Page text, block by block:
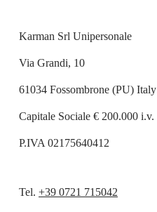
Karman Srl Unipersonale
Via Grandi, 10
61034 Fossombrone (PU) Italy
Capitale Sociale € 200.000 i.v.
P.IVA 02175640412
Tel.+39 0721 715042